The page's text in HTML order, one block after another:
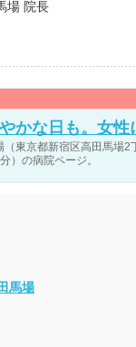
場 院長
かな日も。女
東京都新宿区高田馬場
）の病院ページ。
馬場